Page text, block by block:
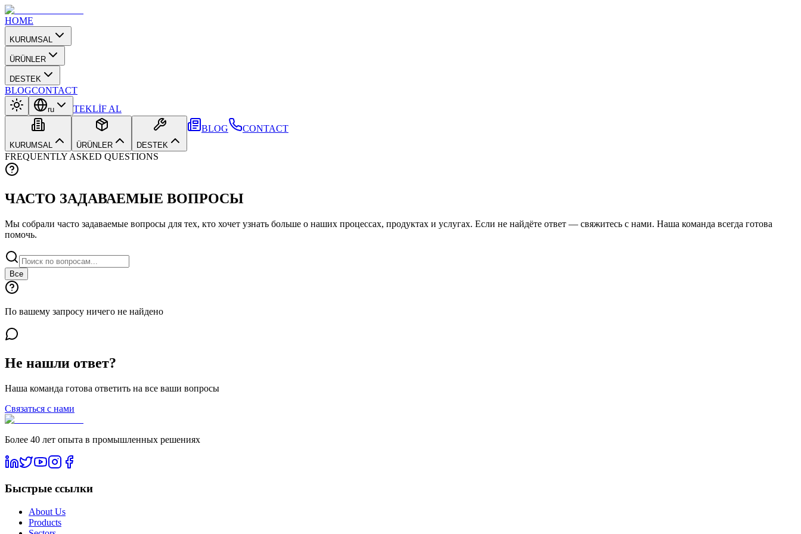
HOME
KURUMSAL
ÜRÜNLER
DESTEK
BLOGCONTACT
ru TEKLİF AL
KURUMSAL ÜRÜNLER DESTEK
BLOG CONTACT
FREQUENTLY ASKED QUESTIONS
ЧАСТО ЗАДАВАЕМЫЕ ВОПРОСЫ
Мы собрали часто задаваемые вопросы для тех, кто хочет узнать больше о наших процессах, продуктах и услугах. Если не найдёте ответ — свяжитесь с нами. Наша команда всегда готова
помочь.
Все
По вашему запросу ничего не найдено
Не нашли ответ?
Наша команда готова ответить на все ваши вопросы
Связаться с нами
Более 40 лет опыта в промышленных решениях
Быстрые ссылки
About Us
Products